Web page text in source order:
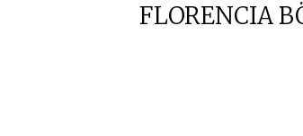
FLORENCIA